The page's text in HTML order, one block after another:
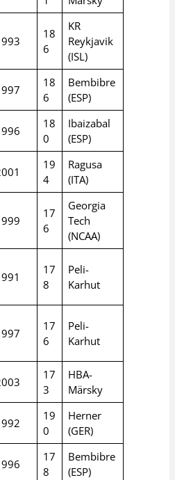
18
6
KR
Reykjavik
(ISL)
18
6
Bembibre
(ESP)
18
0
Ibaizabal
(ESP)
19
4
Ragusa
(ITA)
17
6
Georgia
Tech
(NCAA)
17
8
Peli-
Karhut
17
6
Peli-
Karhut
17
3
HBA-
Märsky
19
0
Herner
(GER)
17
8
Bembibre
(ESP)